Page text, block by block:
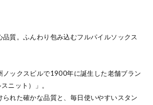
品質。ふんわり包み込むフルパイルソックス
ノックスビルで1900年に誕生した老舗ブラン
ニット）」。
られた確かな品質と、毎日使いやすいスタン